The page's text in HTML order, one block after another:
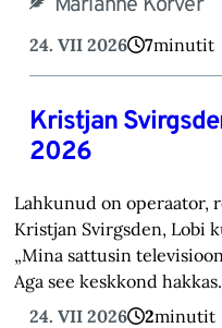
24. VII 2026 7minutit
Kristjan
2026
Lahkunud on operaator,
Kristjan Svirgsden, Lobi
„Mina sattusin
Aga see keskkond
24. VII 2026
2minutit